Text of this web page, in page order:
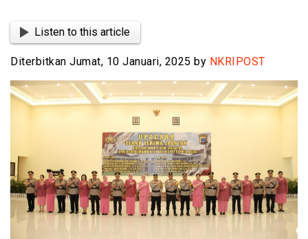
Listen to this article
Diterbitkan Jumat, 10 Januari, 2025 by NKRIPOST